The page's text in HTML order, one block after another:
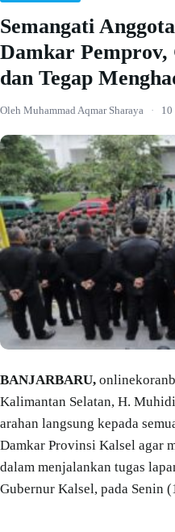
Semangati
Damkar Pemprov,
dan Tegap
Oleh Muhammad Aqmar Sharaya · 10
BANJARBARU,
Kalimantan Selatan, H.
arahan langsung kepada
Damkar Provinsi Kalsel agar
dalam menjalankan tugas
Gubernur Kalsel, pada Senin